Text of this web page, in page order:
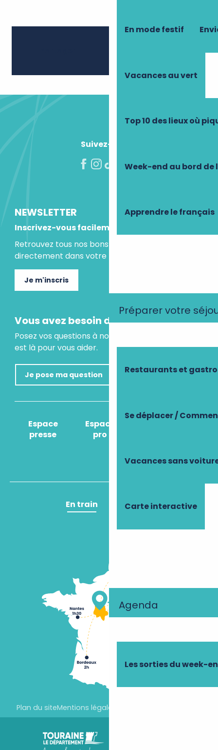
En mode festif
Vacances au vert
Top 10 des lieux où
Week-end au bord de
Apprendre le français
Préparer votre
Restaurants et
Se déplacer /
Vacances sans
Carte interactive
Agenda
Les sorties du week-
Suivez-nous !
NEWSLETTER
Inscrivez-vous facilement
Retrouvez tous nos bons plans et idées séjours
directement dans votre boite mail.
Je m'inscris
Vous avez besoin d'un conseil ?
Posez vos questions à notre assistant virtuel, il
est là pour vous aider.
Je pose ma question
Espace
presse
Espace
pro
Comment venir
En train En avion
Plan du siteMentions légales